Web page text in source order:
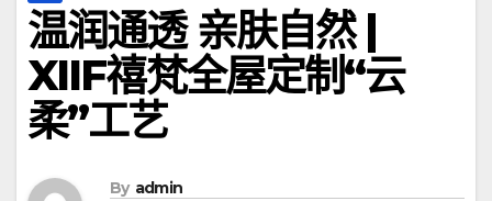
温润通透 亲肤自然 |
XIIF禧梵全屋定制“云
柔”工艺
By admin